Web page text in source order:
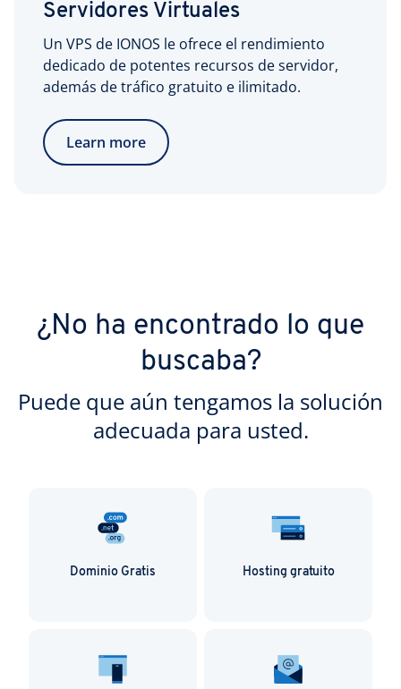
Servidores Virtuales
Un VPS de IONOS le ofrece el rendimiento
dedicado de potentes recursos de servidor,
además de tráfico gratuito e ilimitado.
Learn more
¿No ha encontrado lo que
buscaba?
Puede que aún tengamos la solución
adecuada para usted.
Dominio Gratis Hosting gratuito